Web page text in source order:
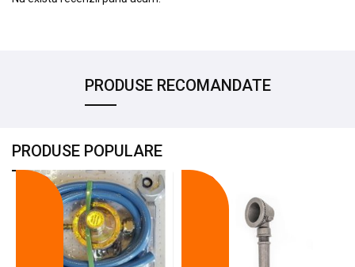
PRODUSE RECOMANDATE
PRODUSE POPULARE